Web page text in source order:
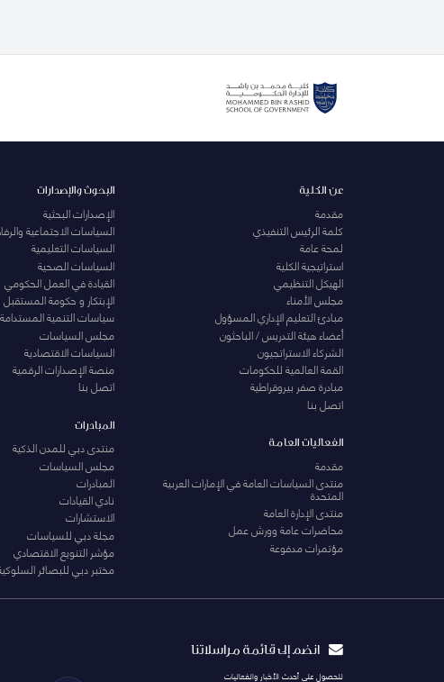
عن الكلية
مقدمة
كلمة الرئيس التنفيذي
لمحة عامة
استراتيجية الكلية
الهيكل التنظيمي
مجلس الأمناء
مبادئ التعليم الإداري المسؤول
أعضاء هيئة التدريس / الباحثون
الشركاء الاستراتجيون
القمة العالمية للحكومات
مبادرة صفر بيروقراطية
اتصل بنا
الفعاليات العامة
مقدمة
منتدى السياسات العامة في الإمارات العربية
المتحدة
منتدى الإدارة العامة
محاضرات عامة وورش عمل
مؤتمرات مدفوعة
البحوث والإصدارات
الإصدارات البحثية
السياسات الاجتماعية
السياسات التعليمية
السياسات الصحية
القيادة في العمل الحكومي
الإبتكار و حكومة المستقبل
سياسات التنمية المستدامة
مجلس السياسات
السياسات الاقتصادية
منصة الإصدارات الرقمية
اتصل بنا
المبادرات
منتدى دبي للمدن الذكية
مجلس السياسات
المبادرات
نادي القيادات
الاستشارات
مجلة دبي للسياسات
مؤشر التنويع الاقتصادي
مختبر دبي للبصائر
انضم إلى قائمة مراسلاتنا
للحصول على أحدث الأخبار والفعاليات